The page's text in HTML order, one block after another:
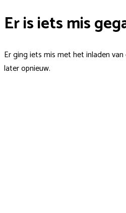
Er is iets mis
Er ging iets mis met het inladen
later opnieuw.